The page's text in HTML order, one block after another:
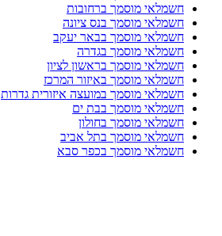
חשמלאי מוסמך ברחובות
חשמלאי מוסמך בנס ציונה
חשמלאי מוסמך בבאר יעקב
חשמלאי מוסמך בגדרה
חשמלאי מוסמך בראשון לציון
חשמלאי מוסמך באיזור המרכז
חשמלאי מוסמך במועצה איזורית גדרות
חשמלאי מוסמך בבת ים
חשמלאי מוסמך בחולון
חשמלאי מוסמך בתל אביב
חשמלאי מוסמך בכפר סבא